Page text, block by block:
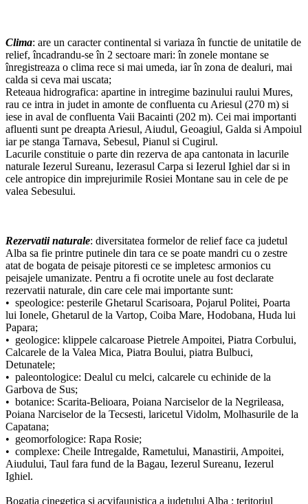
Clima: are un caracter continental si variaza în functie de unitatile de
relief, încadrandu-se în 2 sectoare mari: în zonele montane se
înregistreaza o clima rece si mai umeda, iar în zona de dealuri, mai
calda si ceva mai uscata;
Reteaua hidrografica: apartine in intregime bazinului raului Mures,
rau ce intra in judet in amonte de confluenta cu Ariesul (270 m) si
iese in aval de confluenta Vaii Bacainti (202 m). Cei mai importanti
afluenti sunt pe dreapta Ariesul, Aiudul, Geoagiul, Galda si Ampoiul
iar pe stanga Tarnava, Sebesul, Pianul si Cugirul.
Lacurile constituie o parte din rezerva de apa cantonata in lacurile
naturale Iezerul Sureanu, Iezerasul Carpa si Iezerul Ighiel dar si in
cele antropice din imprejurimile Rosiei Montane sau in cele de pe
valea Sebesului.
Rezervatii naturale: diversitatea formelor de relief face ca judetul
Alba sa fie printre putinele din tara ce se poate mandri cu o zestre
atat de bogata de peisaje pitoresti ce se impletesc armonios cu
peisajele umanizate. Pentru a fi ocrotite unele au fost declarate
rezervatii naturale, din care cele mai importante sunt:
• speologice: pesterile Ghetarul Scarisoara, Pojarul Politei, Poarta
lui Ionele, Ghetarul de la Vartop, Coiba Mare, Hodobana, Huda lui
Papara;
• geologice: klippele calcaroase Pietrele Ampoitei, Piatra Corbului,
Calcarele de la Valea Mica, Piatra Boului, piatra Bulbuci,
Detunatele;
• paleontologice: Dealul cu melci, calcarele cu echinide de la
Garbova de Sus;
• botanice: Scarita-Belioara, Poiana Narciselor de la Negrileasa,
Poiana Narciselor de la Tecsesti, laricetul Vidolm, Molhasurile de la
Capatana;
• geomorfologice: Rapa Rosie;
• complexe: Cheile Intregalde, Rametului, Manastirii, Ampoitei,
Aiudului, Taul fara fund de la Bagau, Iezerul Sureanu, Iezerul
Ighiel.
Bogatia cinegetica si acvifaunistica a judetului Alba : teritoriul